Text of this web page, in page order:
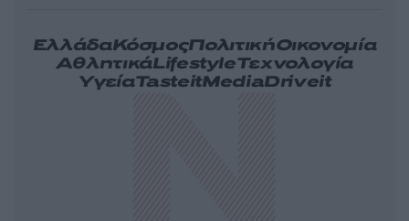
ΕλλάδαΚόσμοςΠολιτικήΟικονομία
ΑθλητικάLifestyleΤεχνολογία
ΥγείαTasteitMediaDriveit